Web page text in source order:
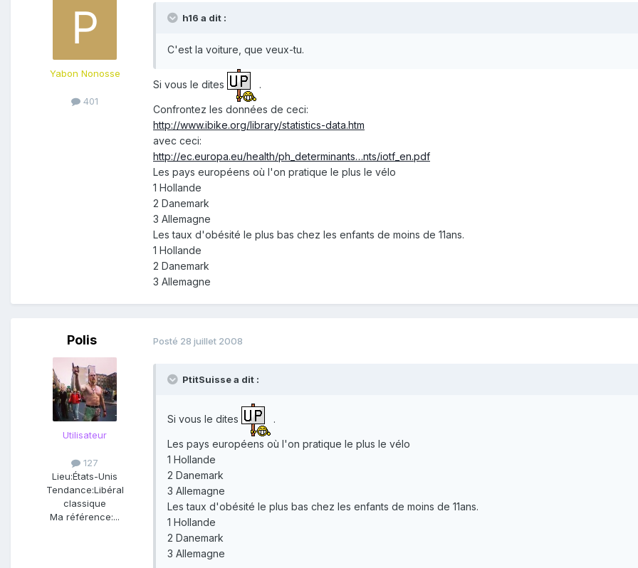
Yabon Nonosse
401
h16 a dit :
C'est la voiture, que veux-tu.
Si vous le dites .
Confrontez les données de ceci:
http://www.ibike.org/library/statistics-data.htm
avec ceci:
http://ec.europa.eu/health/ph_determinants…nts/iotf_en.pdf
Les pays européens où l'on pratique le plus le vélo
1 Hollande
2 Danemark
3 Allemagne
Les taux d'obésité le plus bas chez les enfants de moins de 11ans.
1 Hollande
2 Danemark
3 Allemagne
Polis
Utilisateur
127
Lieu:États-Unis
Tendance:Libéral
classique
Ma référence:...
Posté 28 juillet 2008
PtitSuisse a dit :
Si vous le dites .
Les pays européens où l'on pratique le plus le vélo
1 Hollande
2 Danemark
3 Allemagne
Les taux d'obésité le plus bas chez les enfants de moins de 11ans.
1 Hollande
2 Danemark
3 Allemagne